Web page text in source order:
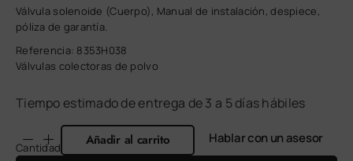
Válvula solenoide (Cuerpo), Manual de instalación, despiece,
póliza de garantía.
Referencia: 8353H038
Válvulas colectoras de polvo
Tiempo estimado de entrega de 3 a 5 días hábiles
Cantidad Añadir al carrito Hablar con un asesor